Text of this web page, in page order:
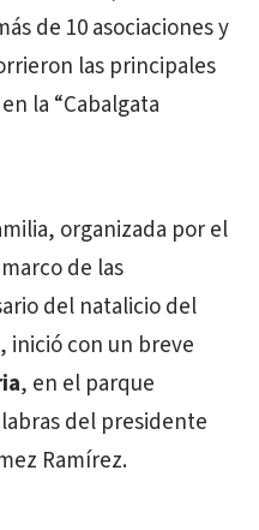
de 10 asociaciones y
las principales
en la “Cabalgata
organizada por el
de las
del natalicio del
inició con un breve
, en el parque
del presidente
Ramírez.